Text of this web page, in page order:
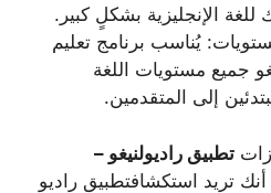
الإنجليزية بشكلٍ كبير.
يُناسب برنامج تعليم
جميع مستويات اللغة
إلى المتقدمين.
تطبيق راديولنيغو –
تريد استكشافتطبيق راديو